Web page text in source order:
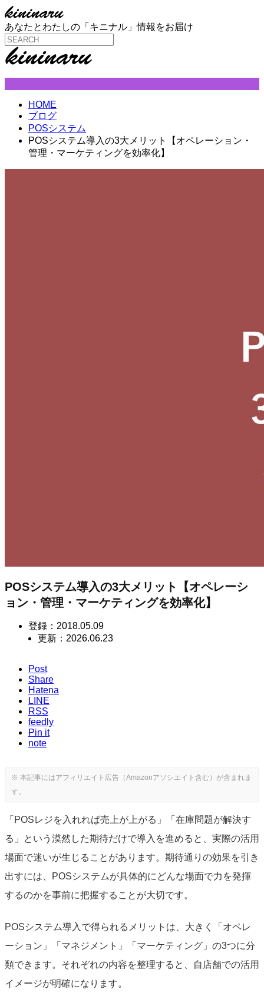
あなたとわたしの「キニナル」情報をお届け
HOME
ブログ
POSシステム
POSシステム導入の3大メリット【オペレーション・
管理・マーケティングを効率化】
POSシステム導入の3大メリット【オペレーシ
ョン・管理・マーケティングを効率化】
登録： 2018.05.09
更新： 2026.06.23
Post
Share
Hatena
LINE
RSS
feedly
Pin it
note
「POSレジを入れれば売上が上がる」「在庫問題が解決す
る」という漠然した期待だけで導入を進めると、実際の活用
場面で迷いが生じることがあります。期待通りの効果を引き
出すには、POSシステムが具体的にどんな場面で力を発揮
するのかを事前に把握することが大切です。
POSシステム導入で得られるメリットは、大きく「オペレ
ーション」「マネジメント」「マーケティング」の3つに分
類できます。それぞれの内容を整理すると、自店舗での活用
イメージが明確になります。